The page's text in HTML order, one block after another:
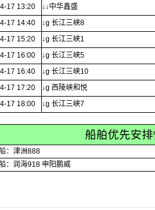
17 13:20 ↓↓中华鑫盛
17 14:40 ↓g 长江三峡8
17 15:20 ↓g 长江三峡1
17 16:00 ↓g 长江三峡5
17 16:40 ↓g 长江三峡10
17 17:20 ↓g 西陵峡和悦
17 18:00 ↓g 长江三峡7
船舶优先安
：津洲888
：润海918 申阳鹏威